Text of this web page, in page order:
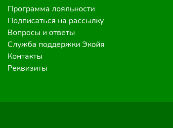
Программа лояльности
Подписаться на рассылку
Вопросы и ответы
Служба поддержки Экойя
Контакты
Реквизиты